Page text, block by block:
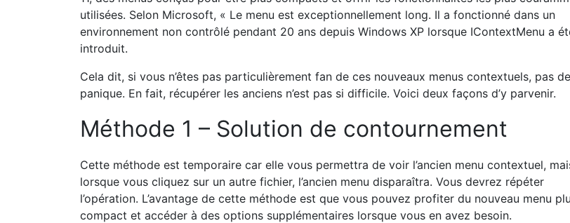
compact et accéder à des options supplémentaires lorsque vous en avez besoin.
Cliquez avec le bouton droit sur le fichier.
Cliquez sur Afficher les options avancées.
Vous devriez voir l’ancien menu contextuel.
Si vous préférez la version raccourci clavier :
Appuyez sur Maj + F10.
Méthode 2 – Modification du registre
Si vous préférez que l’ancien menu contextuel soit affiché en permanence, cette méthode est